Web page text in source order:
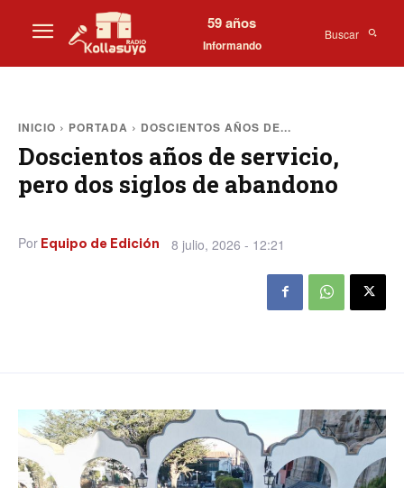
59 años
Informando
Buscar
INICIO PORTADA DOSCIENTOS AÑOS DE...
Doscientos años de servicio,
pero dos siglos de abandono
Por Equipo de Edición 8 julio, 2026 - 12:21